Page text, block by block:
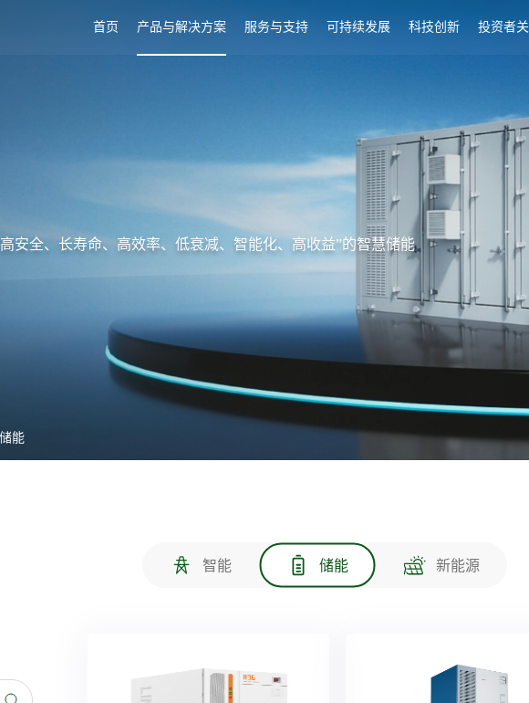
首页 产品与解决方案 服务与支持 可持续发展 科技创新 投资者
安全、长寿命、高效率、低衰减、智能化、高收益”的智慧储能
储能
智能 储能 新能源